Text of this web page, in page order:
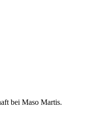
bei Maso Martis.